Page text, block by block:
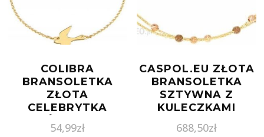
COLIBRA
BRANSOLETKA
ZŁOTA
CELEBRYTKA
54,99zł
CASPOL.EU ZŁOTA
BRANSOLETKA
SZTYWNA Z
KULECZKAMI
688,50zł